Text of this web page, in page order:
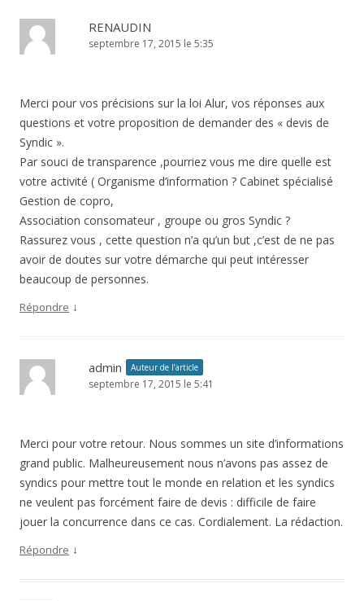
RENAUDIN
septembre 17, 2015 le 5:35
Merci pour vos précisions sur la loi Alur, vos réponses aux
questions et votre proposition de demander des « devis de
Syndic ».
Par souci de transparence ,pourriez vous me dire quelle est
votre activité ( Organisme d’information ? Cabinet spécialisé
Gestion de copro,
Association consomateur , groupe ou gros Syndic ?
Rassurez vous , cette question n’a qu’un but ,c’est de ne pas
avoir de doutes sur votre démarche qui peut intéresser
beaucoup de personnes.
Répondre ↓
admin Auteur de l’article
septembre 17, 2015 le 5:41
Merci pour votre retour. Nous sommes un site d’informations
grand public. Malheureusement nous n’avons pas assez de
syndics pour mettre tout le monde en relation et les syndics
ne veulent pas forcément faire de devis : difficile de faire
jouer la concurrence dans ce cas. Cordialement. La rédaction.
Répondre ↓